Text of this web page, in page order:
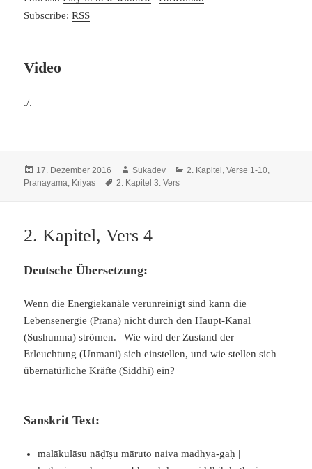
Subscribe:RSS
Video
./.
Veröffentlicht
am
17. Dezember 2016 Autor
Sukadev Kategorien
2. Kapitel, Verse 1-10
Pranayama, Kriyas
Schlagwörter
2. Kapitel 3. Vers
2. Kapitel, Vers 4
Deutsche Übersetzung:
Wenn die Energiekanäle verunreinigt sind kann die
Lebensenergie (Prana) nicht durch den Haupt-Kanal
(Sushumna) strömen. | Wie wird der Zustand der
Erleuchtung (Unmani) sich einstellen, und wie stellen sich
übernatürliche Kräfte (Siddhi) ein?
Sanskrit Text:
malākulāsu nāḍīṣu māruto naiva madhya-gaḥ |